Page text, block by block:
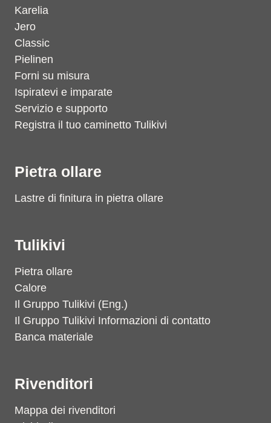
Karelia
Jero
Classic
Pielinen
Forni su misura
Ispiratevi e imparate
Servizio e supporto
Registra il tuo caminetto Tulikivi
Pietra ollare
Lastre di finitura in pietra ollare
Tulikivi
Pietra ollare
Calore
Il Gruppo Tulikivi (Eng.)
Il Gruppo Tulikivi Informazioni di contatto
Banca materiale
Rivenditori
Mappa dei rivenditori